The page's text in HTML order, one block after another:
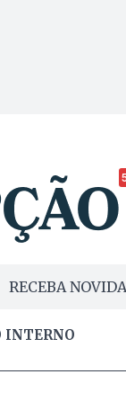
RECEBA
INTERNO